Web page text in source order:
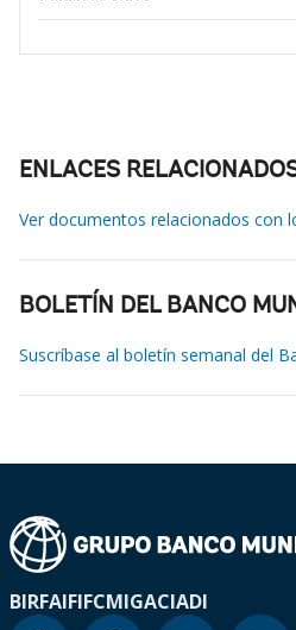
ENLACES
Ver documentos relacionados con
BOLETÍN DEL BANCO
Suscríbase al boletín semanal del
BIRFAIFIFCMIGACIADI